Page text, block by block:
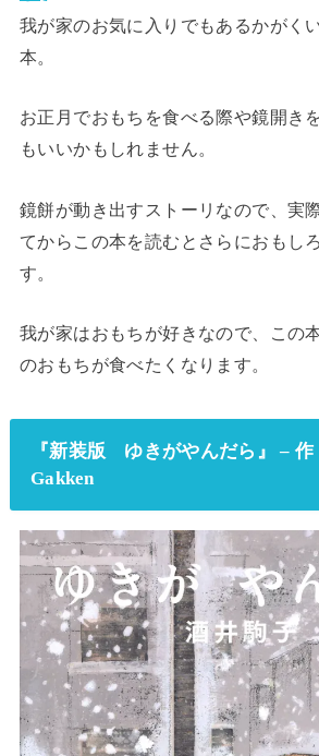
我が家のお気に入りでもあるかがく
本。
お正月でおもちを食べる際や鏡開き
もいいかもしれません。
鏡餅が動き出すストーリなので、実
てからこの本を読むとさらにおもし
す。
我が家はおもちが好きなので、この
のおもちが食べたくなります。
『新装版 ゆきがやんだら』 –
Gakken